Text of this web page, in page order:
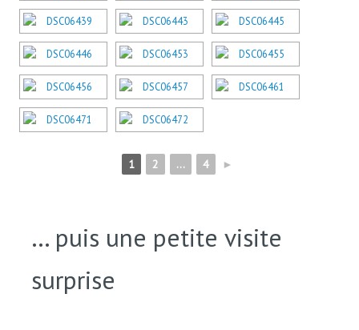
1 2 ... 4 ►
… puis une petite visite
surprise